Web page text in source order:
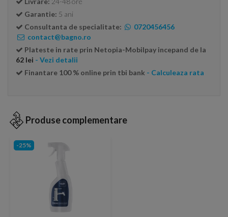
Garantie: 5 ani
Consultanta de specialitate:
0720456456
contact@bagno.ro
Plateste in rate prin Netopia-Mobilpay incepand de la
62 lei - Vezi detalii
Finantare 100 % online prin tbi bank - Calculeaza rata
Produse complementare
-25%